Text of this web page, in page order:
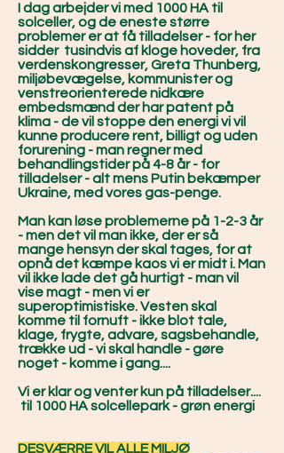
I dag arbejder vi med 1000 HA til
solceller, og de eneste større
problemer er at få tilladelser - for her
sidder tusindvis af kloge hoveder, fra
verdenskongresser, Greta Thunberg,
miljøbevægelse, kommunister og
venstreorienterede nidkære
embedsmænd der har patent på
klima - de vil stoppe den energi vi vil
kunne producere rent, billigt og uden
forurening - man regner med
behandlingstider på 4-8 år - for
tilladelser - alt mens Putin bekæmper
Ukraine, med vores gas-penge.
Man kan løse problemerne på 1-2-3 år
- men det vil man ikke, der er så
mange hensyn der skal tages, for at
opnå det kæmpe kaos vi er midt i. Man
vil ikke lade det gå hurtigt - man vil
vise magt - men vi er
superoptimistiske. Vesten skal
komme til fornuft - ikke blot tale,
klage, frygte, advare, sagsbehandle,
trække ud - vi skal handle - gøre
noget - komme i gang....
Vi er klar og venter kun på tilladelser....
til 1000 HA solcellepark - grøn energi
DESVÆRRE VIL ALLE MILJØ